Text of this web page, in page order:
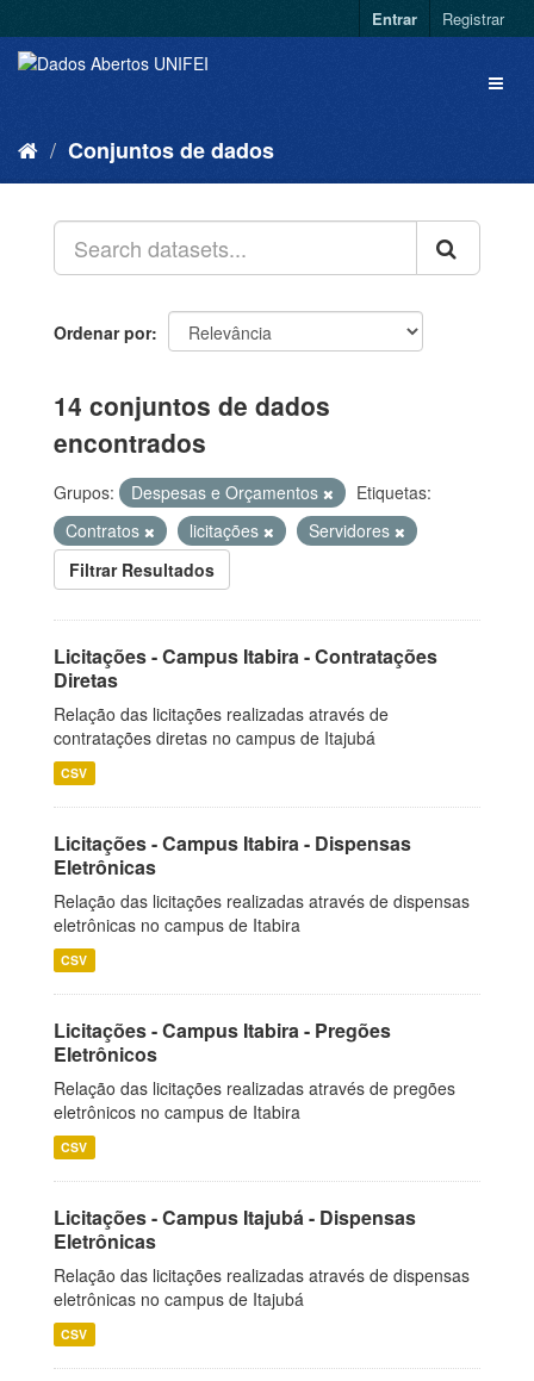
Entrar Registrar
Conjuntos de dados
Ordenar por
14 conjuntos de dados
encontrados
Grupos: Despesas e Orçamentos
Etiquetas:
Contratos
licitações
Servidores
Filtrar Resultados
Licitações - Campus Itabira - Contratações
Diretas
Relação das licitações realizadas através de
contratações diretas no campus de Itajubá
CSV
Licitações - Campus Itabira - Dispensas
Eletrônicas
Relação das licitações realizadas através de dispensas
eletrônicas no campus de Itabira
CSV
Licitações - Campus Itabira - Pregões
Eletrônicos
Relação das licitações realizadas através de pregões
eletrônicos no campus de Itabira
CSV
Licitações - Campus Itajubá - Dispensas
Eletrônicas
Relação das licitações realizadas através de dispensas
eletrônicas no campus de Itajubá
CSV